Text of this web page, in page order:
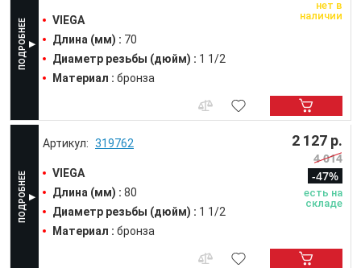
VIEGA
Длина (мм) : 70
Диаметр резьбы (дюйм) : 1 1/2
Материал : бронза
нет в
наличии
319762
VIEGA
Длина (мм) : 80
Диаметр резьбы (дюйм) : 1 1/2
Материал : бронза
2 127 р.
4 014
-47%
есть на
складе